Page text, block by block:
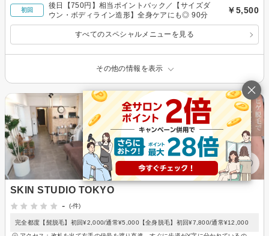
初回
後日【750円】相当ポイントバック／【サイズダ
ウン・ボディライン造形】全身ケアにも◎ 90分
￥5,500
すべてのスペシャルメニューを見る
その他の情報を表示
SKIN STUDIO TOKYO
-
(-件)
完全都度【髭脱毛】初回¥2,000/通常¥5,000【全身脱毛】初回¥7,800/通常¥12,000